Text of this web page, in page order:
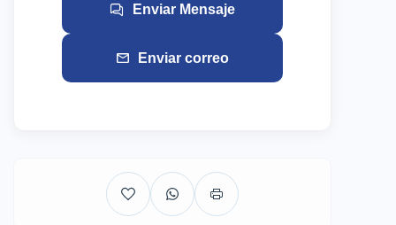
Enviar Mensaje
Enviar correo